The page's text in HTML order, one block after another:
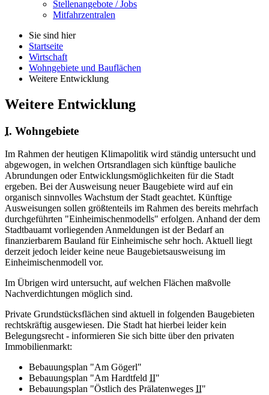
Stellenangebote / Jobs
Mitfahrzentralen
Sie sind hier
Startseite
Wirtschaft
Wohngebiete und Bauflächen
Weitere Entwicklung
Weitere Entwicklung
I. Wohngebiete
Im Rahmen der heutigen Klimapolitik wird ständig untersucht und
abgewogen, in welchen Ortsrandlagen sich künftige bauliche
Abrundungen oder Entwicklungsmöglichkeiten für die Stadt
ergeben. Bei der Ausweisung neuer Baugebiete wird auf ein
organisch sinnvolles Wachstum der Stadt geachtet. Künftige
Ausweisungen sollen größtenteils im Rahmen des bereits mehrfach
durchgeführten "Einheimischenmodells" erfolgen. Anhand der dem
Stadtbauamt vorliegenden Anmeldungen ist der Bedarf an
finanzierbarem Bauland für Einheimische sehr hoch. Aktuell liegt
derzeit jedoch leider keine neue Baugebietsausweisung im
Einheimischenmodell vor.
Im Übrigen wird untersucht, auf welchen Flächen maßvolle
Nachverdichtungen möglich sind.
Private Grundstücksflächen sind aktuell in folgenden Baugebieten
rechtskräftig ausgewiesen. Die Stadt hat hierbei leider kein
Belegungsrecht - informieren Sie sich bitte über den privaten
Immobilienmarkt:
Bebauungsplan "Am Gögerl"
Bebauungsplan "Am Hardtfeld II"
Bebauungsplan "Östlich des Prälatenweges II"